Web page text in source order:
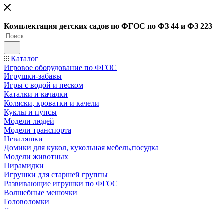
Комплектация детских садов по ФГОC по ФЗ 44 и ФЗ 223
Каталог
Игровое оборудование по ФГОС
Игрушки-забавы
Игры с водой и песком
Каталки и качалки
Коляски, кроватки и качели
Куклы и пупсы
Модели людей
Модели транспорта
Неваляшки
Домики для кукол, кукольная мебель,посудка
Модели животных
Пирамидки
Игрушки для старшей группы
Развивающие игрушки по ФГОС
Волшебные мешочки
Головоломки